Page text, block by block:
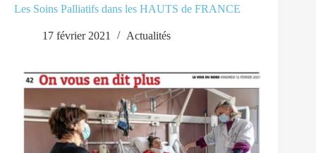
Les Soins Palliatifs dans les HAUTS de FRANCE
17 février 2021 Actualités